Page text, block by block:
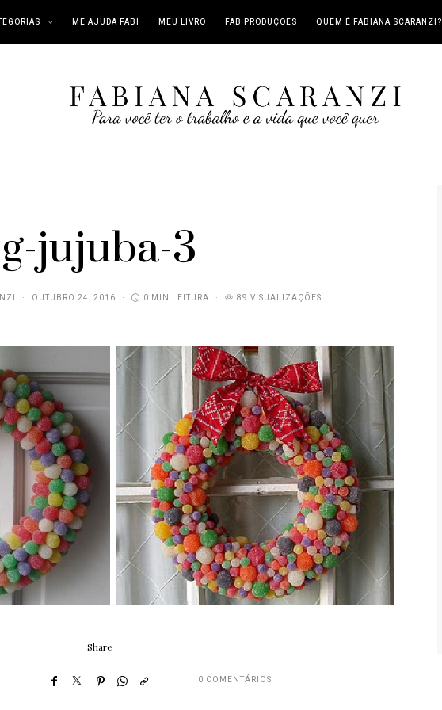
ME AJUDA FABI MEU LIVRO FAB PRODUÇÕES QUEM É FABIANA SCARANZI?
g-jujuba-3
OUTUBRO 24, 2016 0 MIN LEITURA 89 VISUALIZAÇÕES
Share
0 COMENTÁRIOS